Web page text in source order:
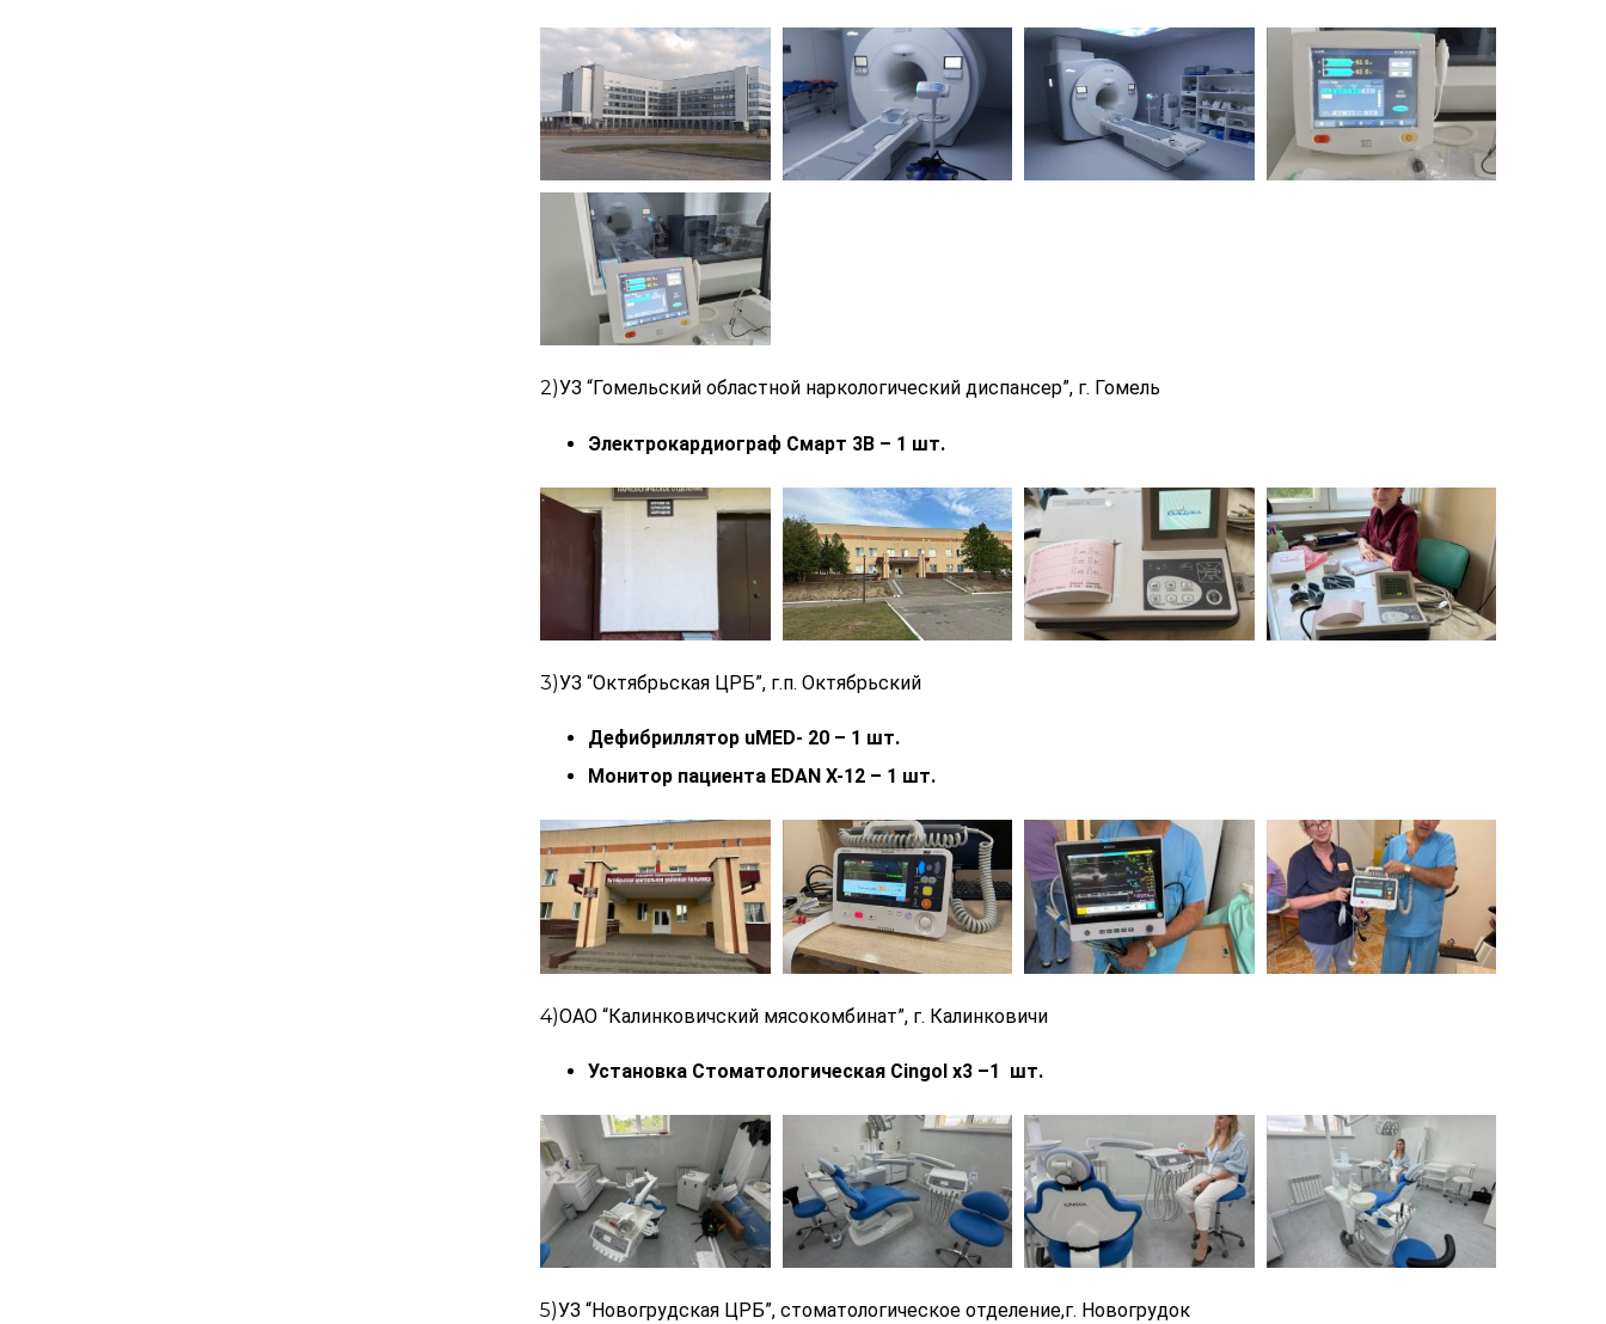
2)УЗ “Гомельский областной наркологический диспансер”, г. Гомель
Электрокардиограф Смарт 3В – 1 шт.
3)УЗ “Октябрьская ЦРБ”, г.п. Октябрьский
Дефибриллятор uMED- 20 – 1 шт.
Монитор пациента EDAN X-12 – 1 шт.
4)ОАО “Калинковичский мясокомбинат”, г. Калинковичи
Установка Стоматологическая Cingol х3 –1 шт.
5)УЗ “Новогрудская ЦРБ”, стоматологическое отделение,г. Новогрудок